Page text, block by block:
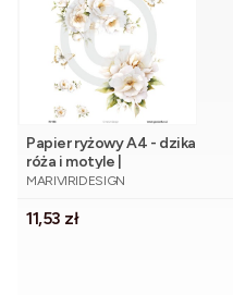
Papier ryżowy A4 - dzika
róża i motyle |
©mariviriDesign
PRODUCENT
MARIVIRIDESIGN
Cena
11,53 zł